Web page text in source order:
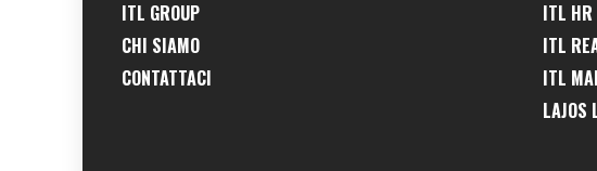
ITL GROUP
CHI SIAMO
CONTATTACI
ITL HR
ITL
ITL
LAJOS